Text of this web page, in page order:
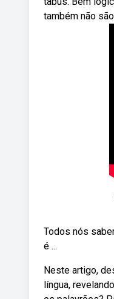
também não
Todos nós
é ...
Neste artigo,
língua,